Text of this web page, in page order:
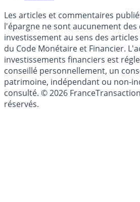
Cookies
Les articles et commentaires
l'épargne ne sont aucunement des
investissement au sens des articles
du Code Monétaire et Financier.
investissements financiers est
conseillé personnellement, un
patrimoine, indépendant ou non-